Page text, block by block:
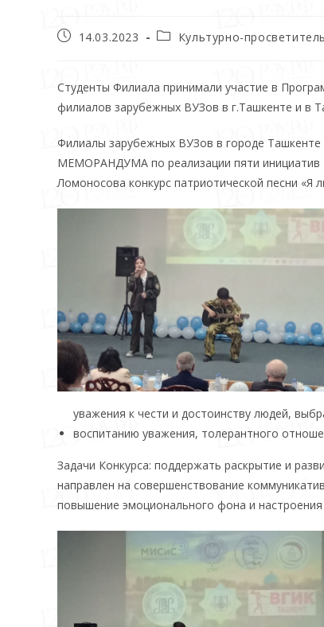
14.03.2023 Культурно-
Студенты Филиала принимали участие в
филиалов зарубежных ВУЗов в г.Ташкенте и в
Филиалы зарубежных ВУЗов в городе Ташкенте
МЕМОРАНДУМА по реализации пяти инициатив
Ломоносова конкурс патриотической песни «Я
уважения к чести и достоинству людей,
воспитанию уважения, толерантного
Задачи Конкурса: поддержать раскрытие и
направлен на совершенствование
повышение эмоционального фона и настроения